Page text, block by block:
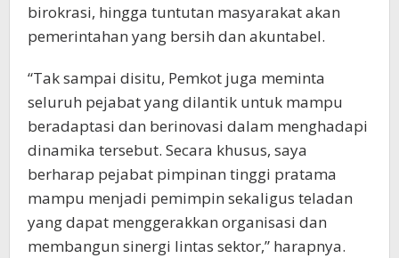
birokrasi, hingga tuntutan masyarakat akan
pemerintahan yang bersih dan akuntabel.
“Tak sampai disitu, Pemkot juga meminta
seluruh pejabat yang dilantik untuk mampu
beradaptasi dan berinovasi dalam menghadapi
dinamika tersebut. Secara khusus, saya
berharap pejabat pimpinan tinggi pratama
mampu menjadi pemimpin sekaligus teladan
yang dapat menggerakkan organisasi dan
membangun sinergi lintas sektor,” harapnya.